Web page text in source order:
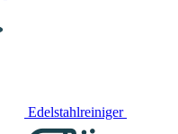
Edelstahlreiniger